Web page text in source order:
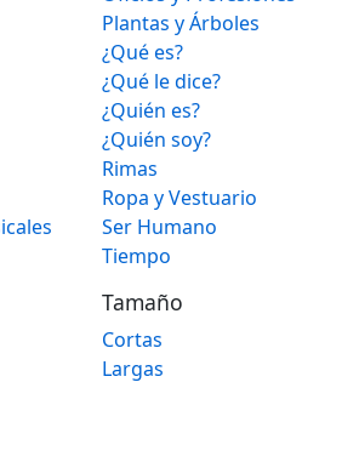
Plantas y Árboles
¿Qué es?
¿Qué le dice?
¿Quién es?
¿Quién soy?
Rimas
Ropa y Vestuario
Ser Humano
Tiempo
Tamaño
Cortas
Largas